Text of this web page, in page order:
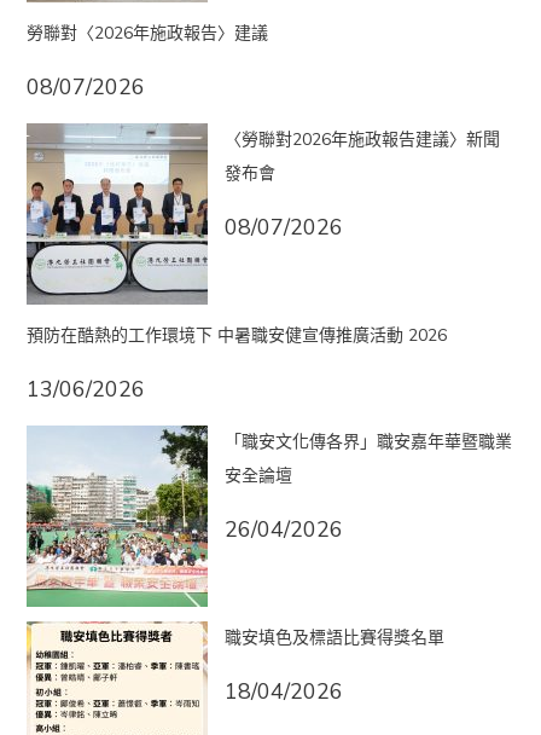
勞聯對〈2026年施政報告〉建議
08/07/2026
〈勞聯對2026年施政報告建議〉新聞
發布會
08/07/2026
預防在酷熱的工作環境下 中暑職安健宣傳推廣活動 2026
13/06/2026
「職安文化傳各界」職安嘉年華暨職業
安全論壇
26/04/2026
職安填色及標語比賽得獎名單
18/04/2026